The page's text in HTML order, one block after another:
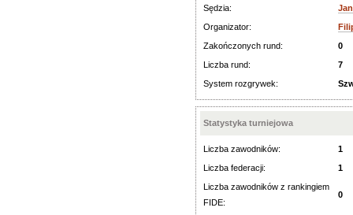
Sędzia:
Organizator:
Zakończonych rund:
0
Liczba rund:
7
System rozgrywek:
Statystyka turniejowa
Liczba zawodników:
1
Liczba federacji:
1
Liczba zawodników z rankingiem
FIDE:
0